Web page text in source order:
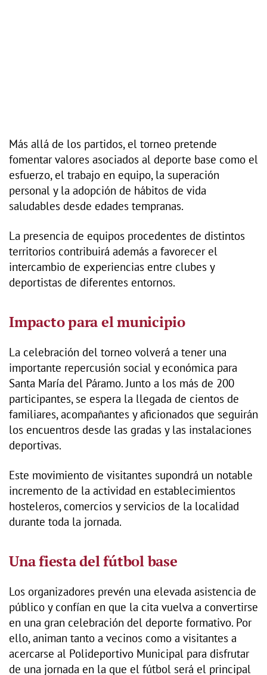
Más allá de los partidos, el torneo pretende
fomentar valores asociados al deporte base como el
esfuerzo, el trabajo en equipo, la superación
personal y la adopción de hábitos de vida
saludables desde edades tempranas.
La presencia de equipos procedentes de distintos
territorios contribuirá además a favorecer el
intercambio de experiencias entre clubes y
deportistas de diferentes entornos.
Impacto para el municipio
La celebración del torneo volverá a tener una
importante repercusión social y económica para
Santa María del Páramo. Junto a los más de 200
participantes, se espera la llegada de cientos de
familiares, acompañantes y aficionados que seguirán
los encuentros desde las gradas y las instalaciones
deportivas.
Este movimiento de visitantes supondrá un notable
incremento de la actividad en establecimientos
hosteleros, comercios y servicios de la localidad
durante toda la jornada.
Una fiesta del fútbol base
Los organizadores prevén una elevada asistencia de
público y confían en que la cita vuelva a convertirse
en una gran celebración del deporte formativo. Por
ello, animan tanto a vecinos como a visitantes a
acercarse al Polideportivo Municipal para disfrutar
de una jornada en la que el fútbol será el principal